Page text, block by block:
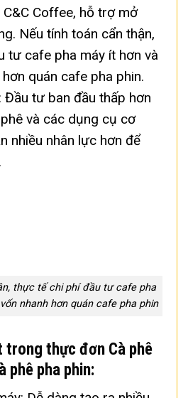
Coffee, hỗ trợ mở
Nếu tính toán cẩn thận,
tư cafe pha máy ít hơn và
quán cafe pha phin.
Đầu tư ban đầu thấp hơn
và các dụng cụ cơ
nhiều nhân lực hơn để
trong thực đơn Cà phê
Dễ dàng tạo ra nhiều
như espresso,